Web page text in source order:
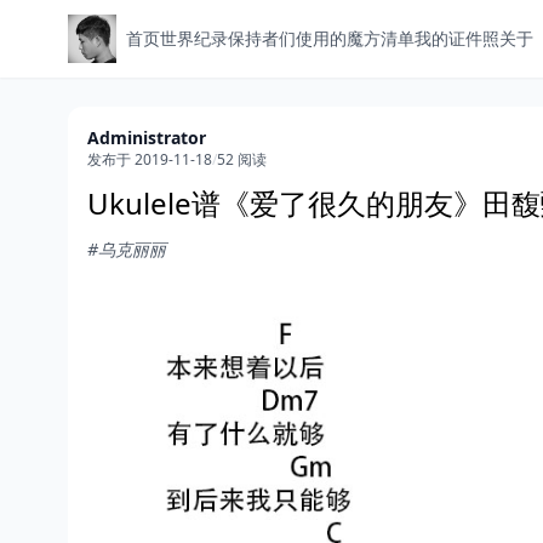
首页世界纪录保持者们使用的魔方清单我的证件照关于
Administrator
发布于 2019-11-18/52 阅读
Ukulele谱《爱了很久的朋友》田
#乌克丽丽